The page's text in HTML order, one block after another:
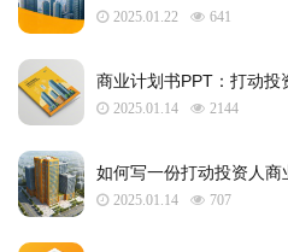
2025.01.22 641
商业计划书PPT：打动投
2025.01.14 2144
如何写一份打动投资人商
2025.01.14 707